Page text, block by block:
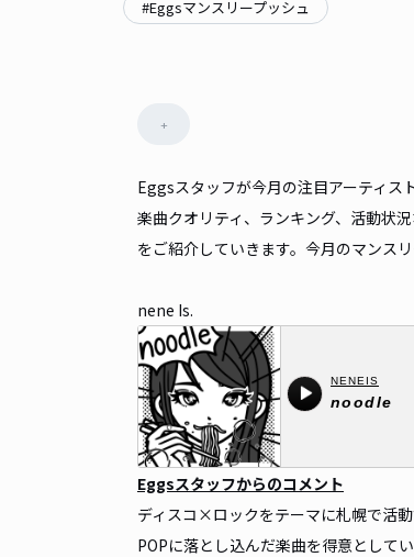
#Eggsマンスリープッシュ
+
Eggsスタッフが今月の注目アーティス
楽曲クオリティ、ランキング、活動状
をご紹介していきます。今月のマンス
nene Is.
Eggsスタッフからのコメント
ディスコ×ロックをテーマに札幌で活
POPに落とし込んだ楽曲を得意としてい